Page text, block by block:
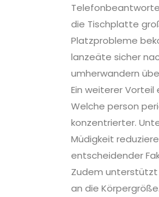
die Tischplatte
Platzprobleme
lanzeäte sicher
umherwandern
Ein weiterer
Welche person
konzentrierter.
Müdigkeit
entscheidender
Zudem unterstützt
an die